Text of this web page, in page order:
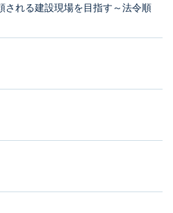
される建設現場を目指す～法令順